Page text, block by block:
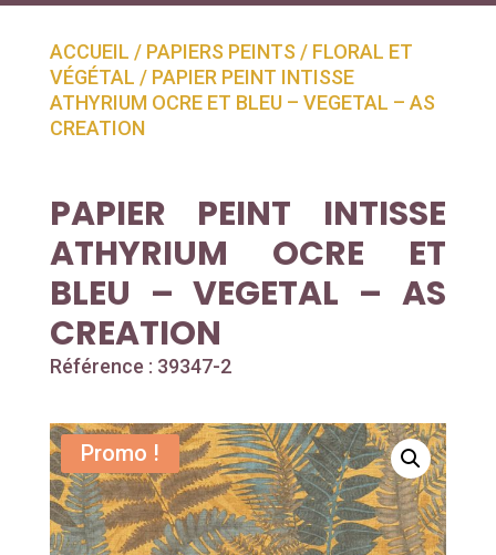
ACCUEIL / PAPIERS PEINTS / FLORAL ET
VÉGÉTAL / PAPIER PEINT INTISSE
ATHYRIUM OCRE ET BLEU – VEGETAL – AS
CREATION
PAPIER PEINT INTISSE
ATHYRIUM OCRE ET
BLEU – VEGETAL – AS
CREATION
Référence : 39347-2
Promo !